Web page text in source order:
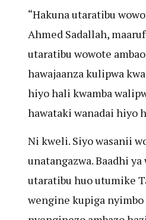
“Hakuna utaratibu
Ahmed Sadallah,
utaratibu wowote
hawajaanza kulipwa
hiyo hali kwamba
hawataki wanadai hiyo
Ni kweli. Siyo wasanii
unatangazwa. Baadhi
utaratibu huo utumike
wengine kupiga